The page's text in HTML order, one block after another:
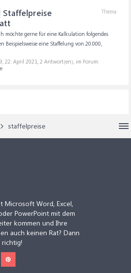
Thema
Staffelpreise
möchte gerne für eine Kalkulation folgendes
Beispielsweise eine Staffelung von 20.000,
22. April 2021, 2 Antwort(en), im Forum:
staffelpreise
Microsoft Word, Excel,
PowerPoint mit dem
kommen und Ihre
auch keinen Rat? Dann
richtig!